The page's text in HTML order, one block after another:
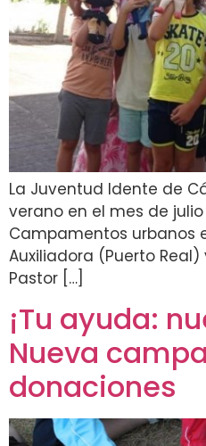
La Juventud Idente de
verano en el mes de
Campamentos urbanos
Auxiliadora (Puerto Real)
Pastor […]
¡Tu ayuda:
Nueva
donaciones